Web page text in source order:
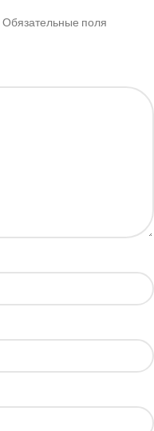
Обязательные поля